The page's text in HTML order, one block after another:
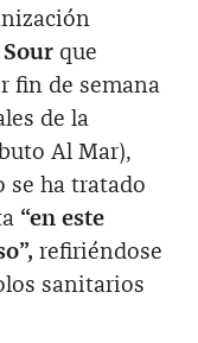
que
fin de semana
de la
Al Mar),
se ha tratado
“en este
refiriéndose
sanitarios